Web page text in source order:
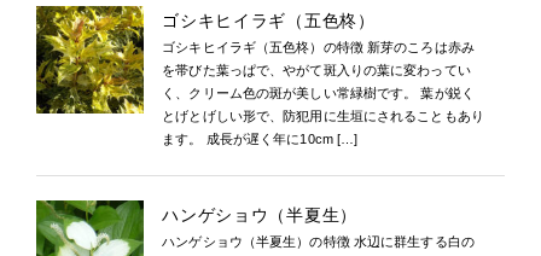
ゴシキヒイラギ（五色柊）
ゴシキヒイラギ（五色柊）の特徴 新芽のころは赤み
を帯びた葉っぱで、やがて斑入りの葉に変わってい
く、クリーム色の斑が美しい常緑樹です。 葉が鋭く
とげとげしい形で、防犯用に生垣にされることもあり
ます。 成長が遅く年に10cm […]
ハンゲショウ（半夏生）
ハンゲショウ（半夏生）の特徴 水辺に群生する白の